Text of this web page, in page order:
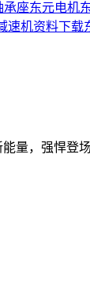
承座东元电机
速机资料下载
量，强悍登